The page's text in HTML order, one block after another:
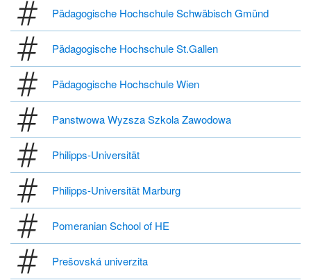
Pädagogische Hochschule Schwäbisch Gmünd
Pädagogische Hochschule St.Gallen
Pädagogische Hochschule Wien
Panstwowa Wyzsza Szkola Zawodowa
Philipps-Universität
Philipps-Universität Marburg
Pomeranian School of HE
Prešovská univerzita